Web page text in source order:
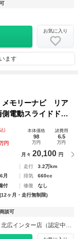
お気に入り
ます
メモリーナビ リア
電動スライドド
ー ナビ＆ＴＶ
ラー エアバッグ
)
円
本体価格
98
万円
諸費用
6.5
万円
月々 20,100 円
走行
3.2万km
月 排気
660cc
付 修復
なし
ヶ月・走行無制限)
談可
（株）ホンダカーズ札幌中央 北広インター店（認定中古車取扱店）